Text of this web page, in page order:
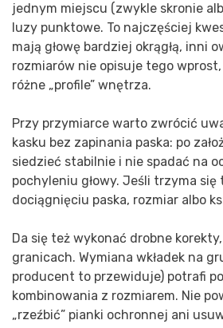
jednym miejscu (zwykle skronie
luzy punktowe. To najczęściej
mają głowę bardziej okrągłą, inni
rozmiarów nie opisuje tego
różne „profile” wnętrza.
Przy przymiarce warto zwrócić
kasku bez zapinania paska: po
siedzieć stabilnie i nie spadać na
pochyleniu głowy. Jeśli trzyma się
dociągnięciu paska, rozmiar albo
Da się też wykonać drobne
granicach. Wymiana wkładek na
producent to przewiduje) potrafi
kombinowania z rozmiarem. Nie
„rzeźbić” pianki ochronnej ani